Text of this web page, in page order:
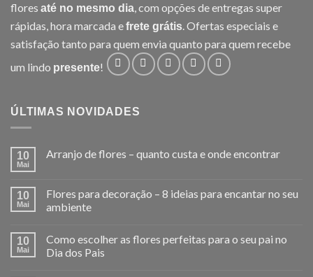
flores até no mesmo dia, com opções de entregas super
rápidas, hora marcada efrete grátis. Ofertas especiais e
satisfação tanto para quem envia quanto para quem recebe
um lindo presente!
ÚLTIMAS NOVIDADES
10
Mai
Arranjo de flores – quanto custa e onde encontrar
10
Mai
Flores para decoração – 8 ideias para encantar no seu
ambiente
10
Mai
Como escolher as flores perfeitas para o seu pai no
Dia dos Pais